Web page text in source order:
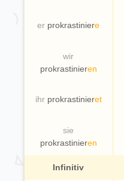
er prokrastiniere
wir
prokrastinieren
ihrprokrastinieret
sie
prokrastinieren
Infinitiv